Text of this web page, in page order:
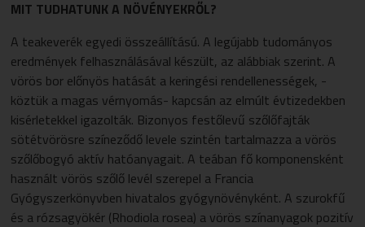
MIT TUDHATUNK A NÖVÉNYEKRŐL?
A teakeverék egyedi összeállítású. A legújabb tudományos
eredmények felhasználásával készült, az alábbiak szerint. A
vörös bor előnyös hatását a keringési rendellenességek, -
köztük a magas vérnyomás- kapcsán az elmúlt évtizedekben
kisérletekkel igazolták. Bizonyos festőlevű szőlőfajták
sötétvörösre színeződő levele szintén tartalmazza a vörös
szőlőbogyó aktív hatóanyagait. A teában fő komponensként
használt vörös szőlő levél szerepel a Francia
Gyógyszerkönyvben hivatalos gyógynövényként. A szurokfű
és a rózsagyökér (Rhodiola rosea) a vörös színanyagok pozitív